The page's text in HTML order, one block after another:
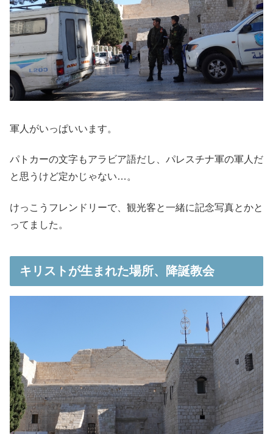
軍人がいっぱいいます。
パトカーの文字もアラビア語だし、パレスチナ軍の軍人だ
と思うけど定かじゃない…。
けっこうフレンドリーで、観光客と一緒に記念写真とかと
ってました。
キリストが生まれた場所、降誕教会